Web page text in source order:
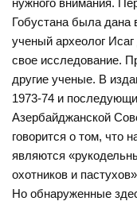
нужного внимания.
Гобустана была дана
ученый археолог
свое исследование.
другие ученые. В
1973-74 и
Азербайджанской
говорится о том, что
являются
охотников и
Но обнаруженные